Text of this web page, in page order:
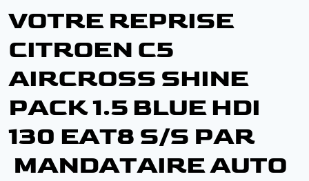
VOTRE REPRISE
CITROEN C5
AIRCROSS SHINE
PACK 1.5 BLUE HDI
130 EAT8 S/S PAR
MANDATAIRE AUTO